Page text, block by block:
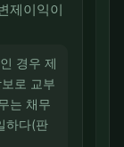
제이익이
경우 제
로 교부
는 채무
하다(판